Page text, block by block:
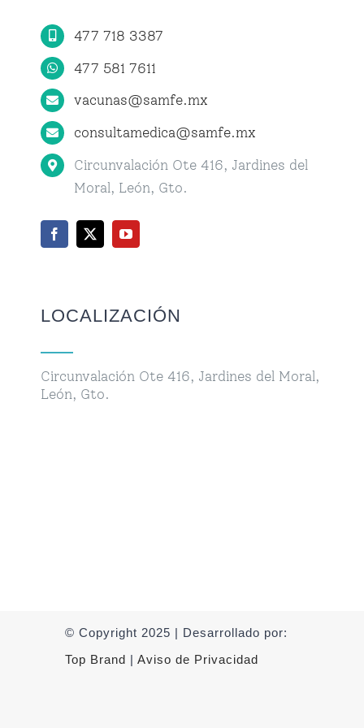
Citas
477 718 3387
477 581 7611
vacunas@samfe.mx
consultamedica@samfe.mx
Circunvalación Ote 416, Jardines del
Moral, León, Gto.
LOCALIZACIÓN
Circunvalación Ote 416, Jardines del Moral,
León, Gto.
© Copyright 2025 | Desarrollado por:
Top Brand | Aviso de Privacidad